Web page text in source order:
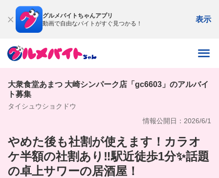
グルメバイトちゃんアプリ
動画で自由なバイトがすぐ見つかる！
表示
大衆食堂あまつ 大崎シンパーク店「gc6603」のアルバイ
ト募集
タイシュウショクドウ
情報公開日：2026/6/1
やめた後も社割が使えます！カラオ
ケ半額の社割あり‼️駅近徒歩1分✨話題
の卓上サワーの居酒屋！